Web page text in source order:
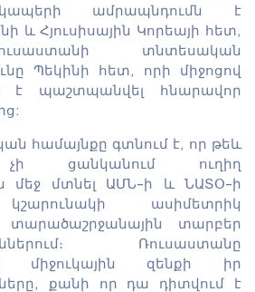
ամրապնդումն է
և Հյուսիսային Կորեայի հետ,
տնտեսական
Պեկինի հետ, որի միջոցով
է պաշտպանվել հնարավոր
համայնքը գտնում է, որ թեև
չի ցանկանում ուղիղ
մեջ մտնել ԱՄՆ-ի և ՆԱՏՕ-ի
ասիմետրիկ
տարածաշրջանային տարբեր
Ռուսաստանը
միջուկային զենքի իր
քանի որ դա դիտվում է